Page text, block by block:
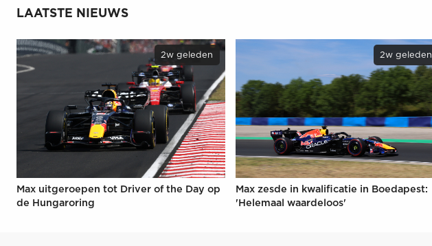
LAATSTE NIEUWS
2w geleden
Max uitgeroepen tot Driver of the Day op
de Hungaroring
2w geleden
Max zesde in kwalificatie in Boedapest:
'Helemaal waardeloos'